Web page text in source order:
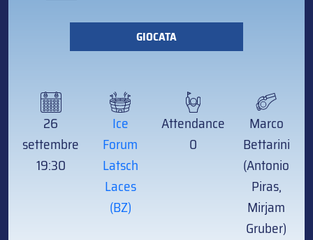
GIOCATA
26
settembre
19:30
Ice
Forum
Latsch
Laces
(BZ)
Attendance
0
Marco
Bettarini
(Antonio
Piras,
Mirjam
Gruber)